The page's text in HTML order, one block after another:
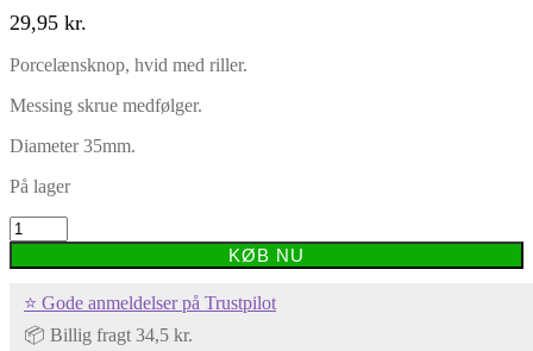
29,95 kr.
Porcelænsknop, hvid med riller.
Messing skrue medfølger.
Diameter 35mm.
På lager
Håndlavet
porcelænsknop
med
antal
KØB NU
⭐ Gode anmeldelser på Trustpilot
📦 Billig fragt 34,5 kr.